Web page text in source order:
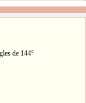
de 144°